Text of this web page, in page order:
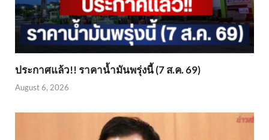
ประกาศแล้ว!! ราคาน้ำมันพรุ่งนี้ (7 ส.ค. 69)
August 6, 2026